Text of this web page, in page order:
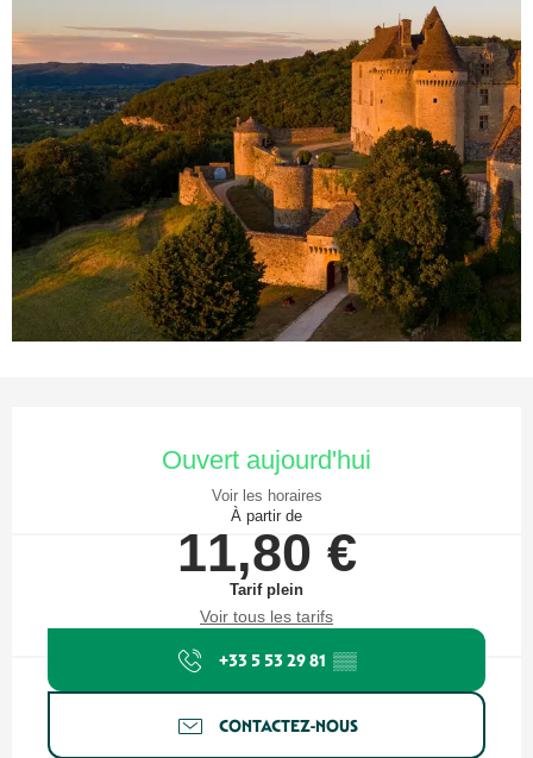
Ouvert aujourd'hui
Voir les horaires
À partir de
11,80 €
Tarif plein
Voir tous les tarifs
+33 5 53 29 81 ▒▒
CONTACTEZ-NOUS